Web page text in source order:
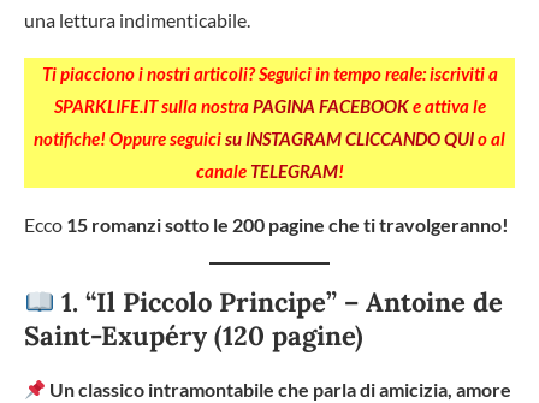
una lettura indimenticabile.
Ti piacciono i nostri articoli? Seguici in tempo reale: iscriviti a
SPARKLIFE.IT sulla nostraPAGINA FACEBOOKe attiva le
notifiche! Oppure seguicisu INSTAGRAM CLICCANDO QUIo al
canale TELEGRAM!
Ecco 15 romanzi sotto le 200 pagine che ti travolgeranno!
1. “Il Piccolo Principe” – Antoine de
Saint-Exupéry (120 pagine)
Un classico intramontabile che parla di amicizia, amore